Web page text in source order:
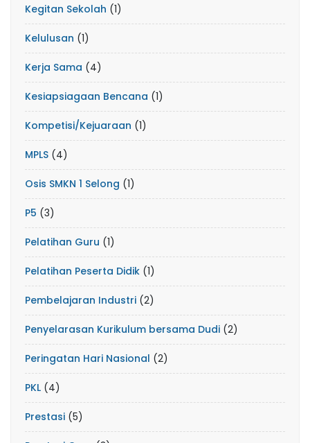
Kegitan Sekolah (1)
Kelulusan (1)
Kerja Sama (4)
Kesiapsiagaan Bencana (1)
Kompetisi/Kejuaraan (1)
MPLS (4)
Osis SMKN 1 Selong (1)
P5 (3)
Pelatihan Guru (1)
Pelatihan Peserta Didik (1)
Pembelajaran Industri (2)
Penyelarasan Kurikulum bersama Dudi (2)
Peringatan Hari Nasional (2)
PKL (4)
Prestasi (5)